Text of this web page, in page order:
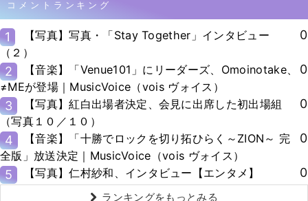
コメントランキング
1
【写真】写真・「Stay Together」インタビュー
（２）
0
2
【音楽】「Venue101」にリーダーズ、Omoinotake、
≠MEが登場｜MusicVoice（vois ヴォイス）
0
3
【写真】紅白出場者決定、会見に出席した初出場組
（写真１０／１０）
0
4
【音楽】「十勝でロックを切り拓ひらく～ZION～ 完
全版」放送決定｜MusicVoice（vois ヴォイス）
0
5 【写真】仁村紗和、インタビュー【エンタメ】 0
ランキングをもっとみる